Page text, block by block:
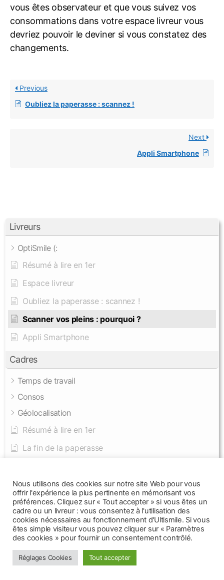
Livreurs
OptiSmile (:
Résumé à lire en 1er
Espace livreur
Oubliez la paperasse : scannez !
Scanner vos pleins : pourquoi ?
Appli Smartphone
Cadres
Temps de travail
Consos
Géolocalisation
Résumé à lire en 1er
La fin de la paperasse
vous êtes observateur et que vous suivez vos
consommations dans votre espace livreur vous
devriez pouvoir le deviner si vous constatez des
changements.
Previous
Oubliez la paperasse : scannez !
Next
Appli Smartphone
© 2026(: UltiSMile :)
Politique de confidentialité
Haut
Nous utilisons des cookies sur notre site Web pour vous
offrir l'expérience la plus pertinente en mémorisant vos
préférences. Cliquez sur « Tout accepter » si vous êtes un
cadre ou un livreur : vous consentez à l'utilisation des
cookies nécessaires au fonctionnement d'Ultismile. Si vous
êtes simple visiteur vous pouvez cliquer sur « Paramètres
des cookies » pour fournir un consentement contrôlé.
Réglages Cookies Tout accepter